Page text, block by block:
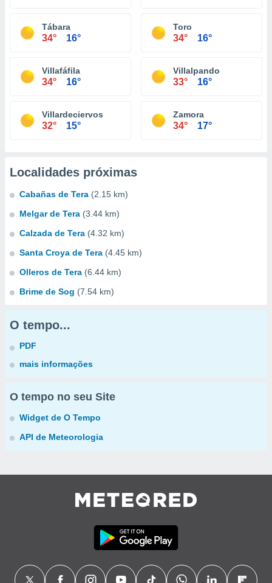
Tábara
34° 16°
Toro
34° 16°
Villafáfila
34° 16°
Villalpando
33° 16°
Villardeciervos
32° 15°
Zamora
34° 17°
Localidades próximas
Cabañas de Tera (2.15 km)
Melgar de Tera (3.44 km)
Calzada de Tera (4.32 km)
Santa Croya de Tera (4.45 km)
Olleros de Tera (6.44 km)
Brime de Sog (7.54 km)
O tempo...
PDF
mais informações
O tempo no seu Site
Widget de O Tempo
API de Meteorologia